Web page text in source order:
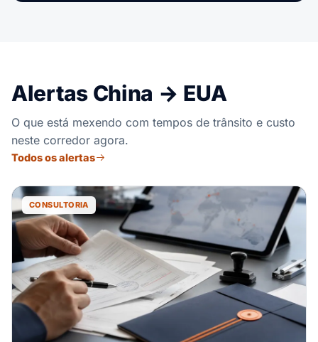
Alertas China → EUA
O que está mexendo com tempos de trânsito e custo
neste corredor agora.
Todos os alertas
CONSULTORIA